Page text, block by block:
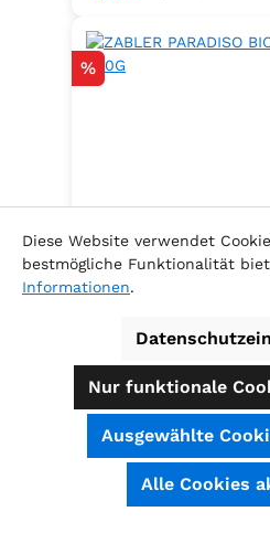
Rabatt
%
PAPPARDELLE 500G
100% Hartweizen
Kilogramm )
Verkaufspreis:
Regulärer Preis:
Diese Website verwendet
bestmögliche Funktionalität
Informationen.
Nur funktionale
Ausgewählte
Alle Cookies
SEHR GUT (4.74 / 5)
Bewertungen bei:
Informationen zur Echtheit der